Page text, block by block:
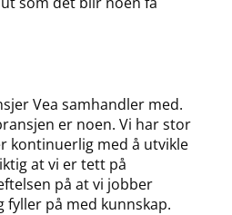
Vea samhandler med.
er noen. Vi har stor
kontinuerlig med å utvikle
at vi er tett på
på at vi jobber
fyller på med kunnskap.